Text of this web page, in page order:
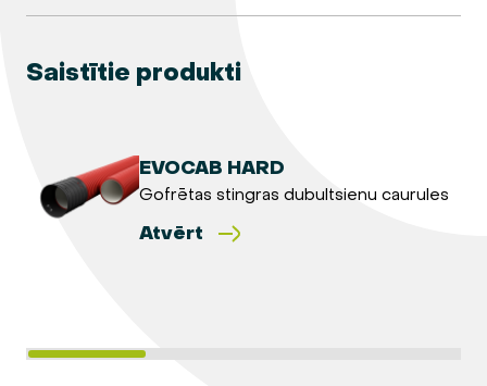
Saistītie produkti
EVOCAB HARD
Gofrētas stingras dubultsienu caurules
Atvērt